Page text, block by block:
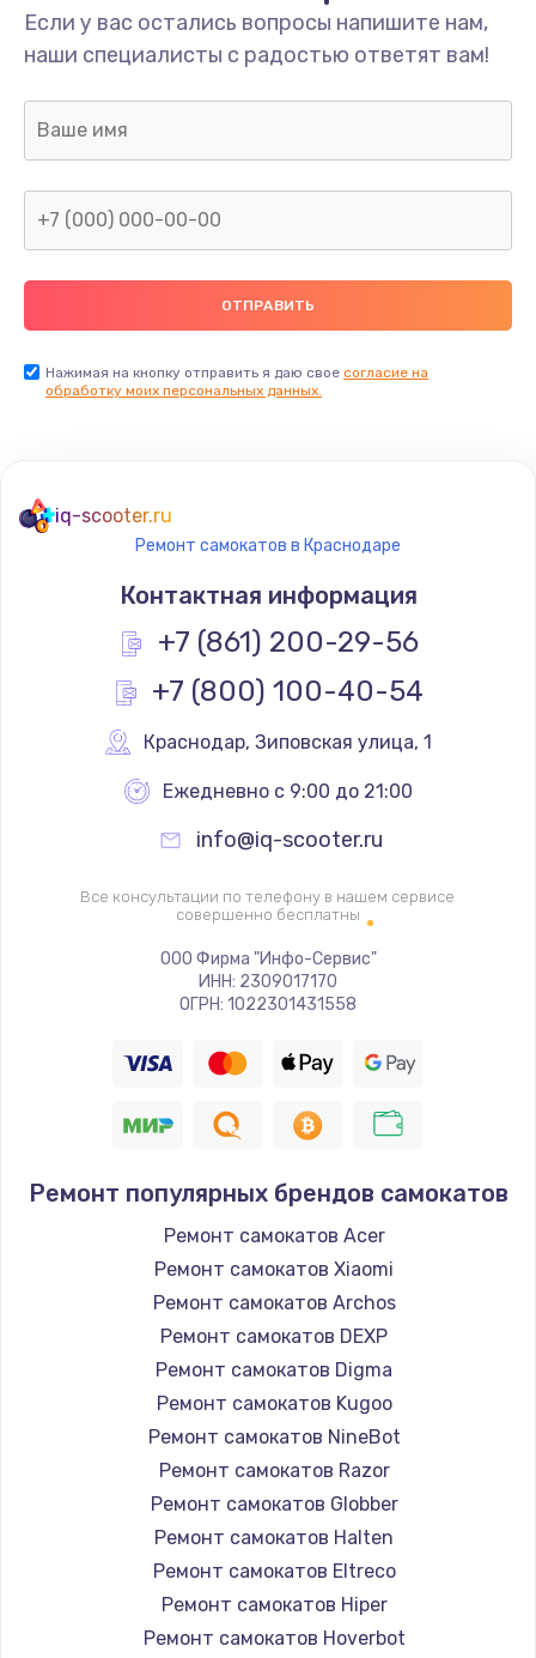
Замена/Pемонт карбюратора
1300 руб.
Заказать
Ремонт капиллярной трубки
400 руб.
Заказать
Замена термостата
1200 руб.
Заказать
Замена реле
Замена термопредохранителя
700 руб.
Заказать
Замена ТЭНа
2500 руб.
1400 руб.
Замена / ремонт электронного модуля
управления
600 руб.
Замена конфорки
1100 руб.
Замена платы сенсора
900 руб.
Замена регулятора режимов конфорки
Если у вас остались вопросы напишите нам,
наши специалисты с радостью ответят вам!
Нажимая на кнопку отправить я даю свое согласие на
обработку моих персональных данных.
iq-scooter.ru
Ремонт самокатов в Краснодаре
Контактная информация
+7 (861) 200-29-56
+7 (800) 100-40-54
Краснодар, Зиповская улица, 1
Ежедневно с 9:00 до 21:00
info@iq-scooter.ru
Все консультации по телефону в нашем сервисе
совершенно бесплатны
ООО Фирма "Инфо-Сервис"
ИНН: 2309017170
ОГРН: 1022301431558
Ремонт популярных брендов самокатов
Ремонт самокатов Acer
Ремонт самокатов Xiaomi
Ремонт самокатов Archos
Ремонт самокатов DEXP
Ремонт самокатов Digma
Ремонт самокатов Kugoo
Ремонт самокатов NineBot
Ремонт самокатов Razor
Ремонт самокатов Globber
Ремонт самокатов Halten
Ремонт самокатов Eltreco
Ремонт самокатов Hiper
Ремонт самокатов Hoverbot